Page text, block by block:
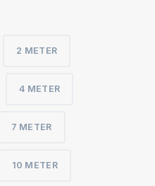
2 METER
4 METER
7 METER
10 METER